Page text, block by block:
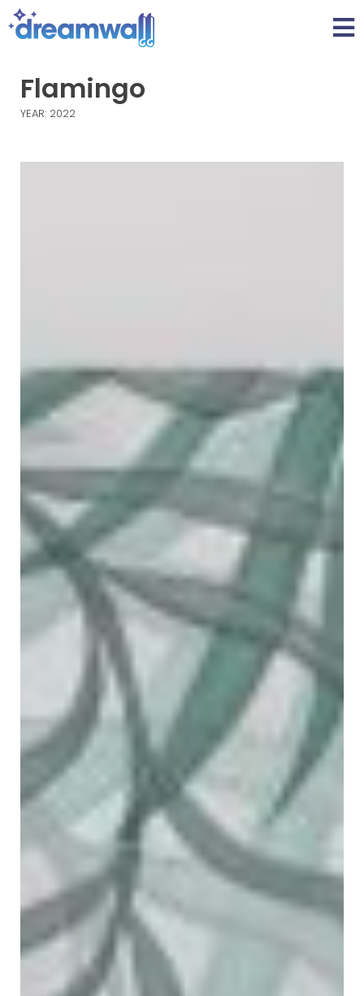
Flamingo
YEAR: 2022